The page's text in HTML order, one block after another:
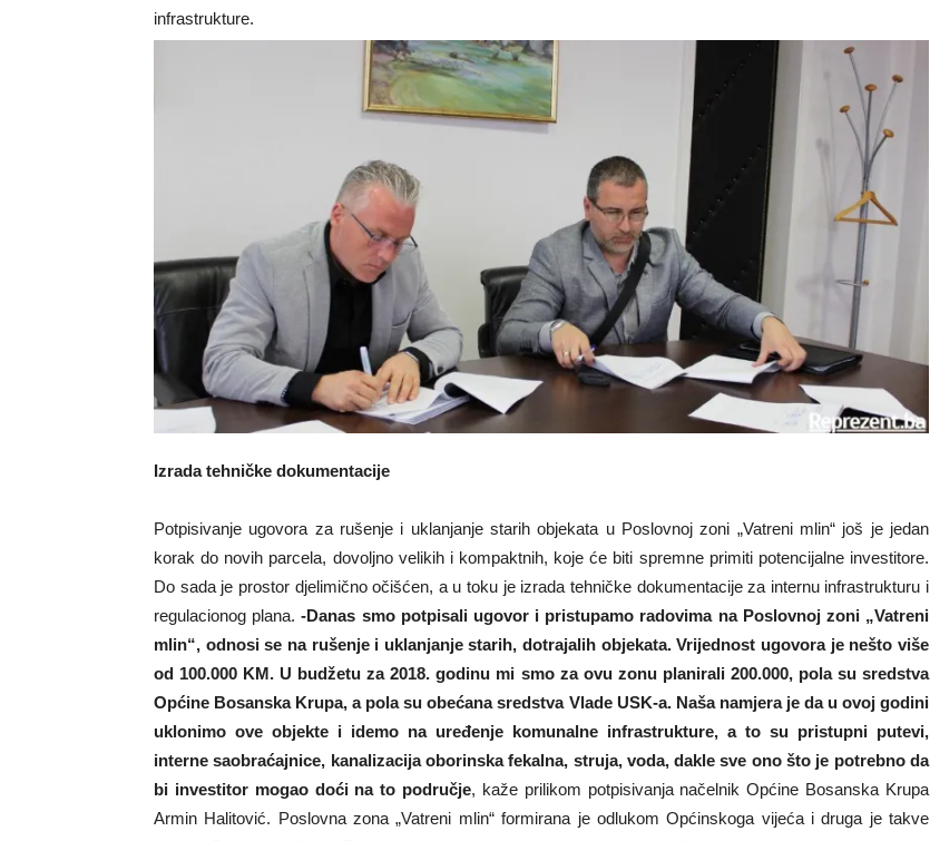
infrastrukture.
Izrada tehničke dokumentacije
Potpisivanje ugovora za rušenje i uklanjanje starih objekata u Poslovnoj zoni „Vatreni mlin“ još je jedan
korak do novih parcela, dovoljno velikih i kompaktnih, koje će biti spremne primiti potencijalne investitore.
Do sada je prostor djelimično očišćen, a u toku je izrada tehničke dokumentacije za internu infrastrukturu i
regulacionog plana.-Danas smo potpisali ugovor i pristupamo radovima na Poslovnoj zoni „Vatreni
mlin“, odnosi se na rušenje i uklanjanje starih, dotrajalih objekata. Vrijednost ugovora je nešto više
od 100.000 KM. U budžetu za 2018. godinu mi smo za ovu zonu planirali 200.000, pola su sredstva
Općine Bosanska Krupa, a pola su obećana sredstva Vlade USK-a. Naša namjera je da u ovoj godini
uklonimo ove objekte i idemo na uređenje komunalne infrastrukture, a to su pristupni putevi,
interne saobraćajnice, kanalizacija oborinska fekalna, struja, voda, dakle sve ono što je potrebno da
bi investitor mogao doći na to područje, kaže prilikom potpisivanja načelnik Općine Bosanska Krupa
Armin Halitović. Poslovna zona „Vatreni mlin“ formirana je odlukom Općinskoga vijeća i druga je takve